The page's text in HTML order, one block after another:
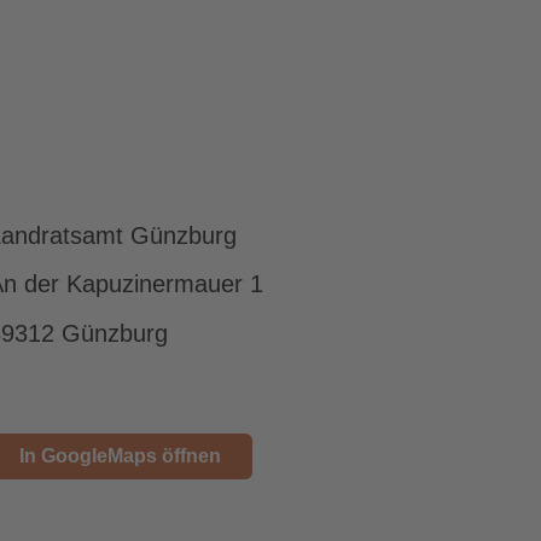
Günzburg
der Kapuzinermauer 1
Günzburg
In GoogleMaps öffnen